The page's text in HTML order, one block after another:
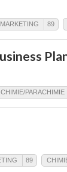
89
CHIMIE/PARACHIMIE
89